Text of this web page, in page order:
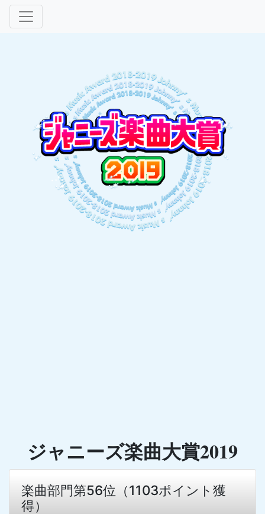
ジャニーズ楽曲大賞2019
楽曲部門第56位（1103ポイント獲
得）